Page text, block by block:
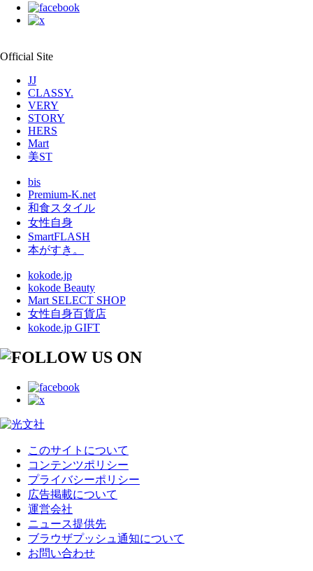
Official Site
JJ
CLASSY.
VERY
STORY
HERS
Mart
美ST
bis
Premium-K.net
和食スタイル
女性自身
SmartFLASH
本がすき。
kokode.jp
kokode Beauty
Mart SELECT SHOP
女性自身百貨店
kokode.jp GIFT
このサイトについて
コンテンツポリシー
プライバシーポリシー
広告掲載について
運営会社
ニュース提供先
ブラウザプッシュ通知について
お問い合わせ